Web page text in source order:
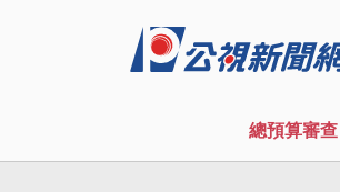
總預算審查